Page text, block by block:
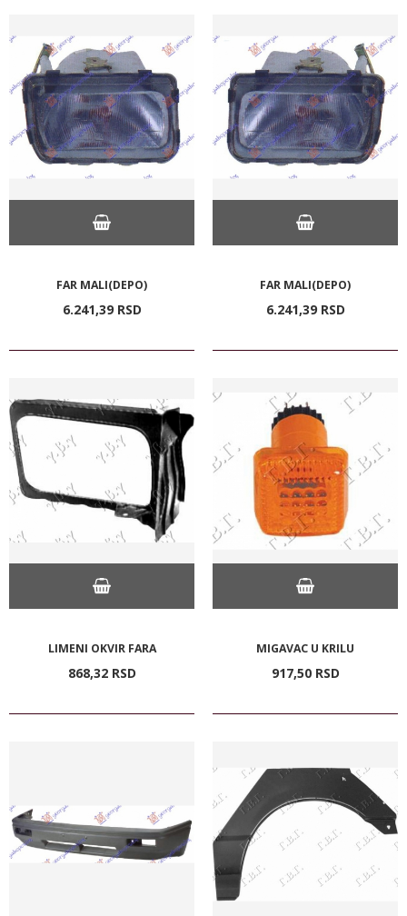
FAR MALI(DEPO)
6.241,39 RSD
FAR MALI(DEPO)
6.241,39 RSD
LIMENI OKVIR FARA
868,32 RSD
MIGAVAC U KRILU
917,50 RSD